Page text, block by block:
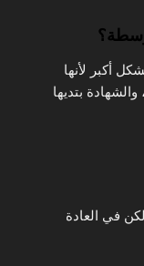
أكبر لأنها
بتديها
في العادة